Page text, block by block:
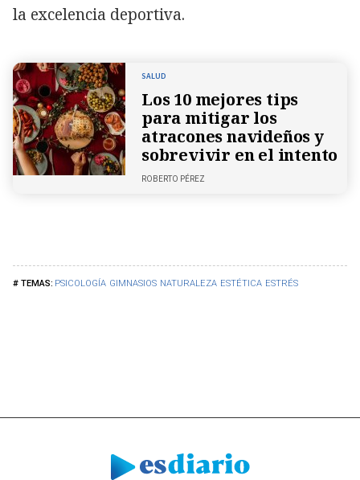
PSICOLOGÍA GIMNASIOS NATURALEZA ESTÉTICA ESTRÉS
la excelencia deportiva.
SALUD
Los 10 mejores tips
para mitigar los
atracones navideños y
sobrevivir en el intento
ROBERTO PÉREZ